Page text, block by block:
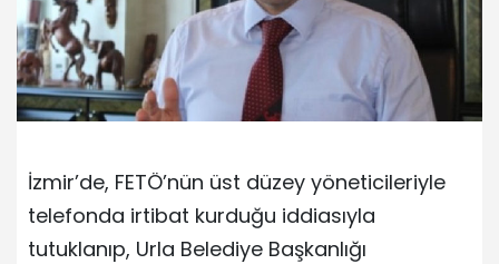
İzmir’de, FETÖ’nün üst düzey yöneticileriyle
telefonda irtibat kurduğu iddiasıyla
tutuklanıp, Urla Belediye Başkanlığı